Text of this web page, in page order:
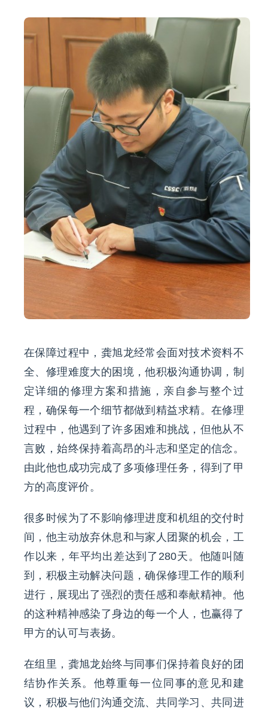
在保障过程中，龚旭龙经常会面对技术资料不
全、修理难度大的困境，他积极沟通协调，制
定详细的修理方案和措施，亲自参与整个过
程，确保每一个细节都做到精益求精。在修理
过程中，他遇到了许多困难和挑战，但他从不
言败，始终保持着高昂的斗志和坚定的信念。
由此他也成功完成了多项修理任务，得到了甲
方的高度评价。
很多时候为了不影响修理进度和机组的交付时
间，他主动放弃休息和与家人团聚的机会，工
作以来，年平均出差达到了280天。他随叫随
到，积极主动解决问题，确保修理工作的顺利
进行，展现出了强烈的责任感和奉献精神。他
的这种精神感染了身边的每一个人，也赢得了
甲方的认可与表扬。
在组里，龚旭龙始终与同事们保持着良好的团
结协作关系。他尊重每一位同事的意见和建
议，积极与他们沟通交流、共同学习、共同进